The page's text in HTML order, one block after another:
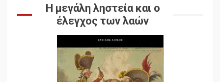
Η μεγάλη ληστεία και ο
έλεγχος των λαών